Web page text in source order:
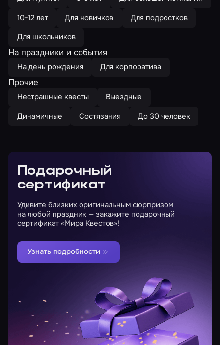
10-12 лет
Для новичков
Для подростков
Для школьников
На праздники и события
На день рождения Для корпоратива
Прочие
Нестрашные квесты
Выездные
Динамичные
Состязания До 30 человек
Подарочный
сертификат
Удивите близких оригинальным сюрпризом
на любой праздник — закажите подарочный
сертификат «Мира Квестов»!
Узнать подробности